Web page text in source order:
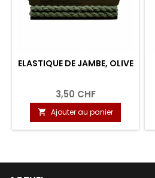
ELASTIQUE DE JAMBE, OLIVE
3,50 CHF
 Ajouter au panier